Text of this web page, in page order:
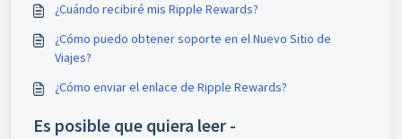
¿Cuándo recibiré mis Ripple Rewards?
¿Cómo puedo obtener soporte en el Nuevo Sitio de
Viajes?
¿Cómo enviar el enlace de Ripple Rewards?
Es posible que quiera leer -